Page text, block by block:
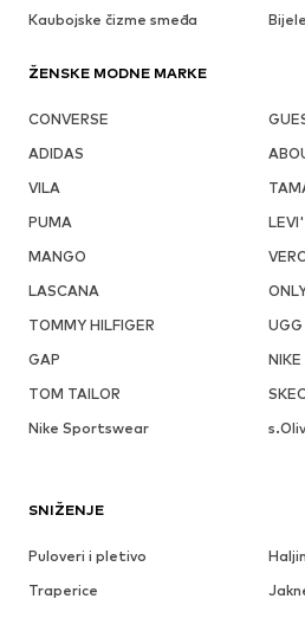
Kaubojske čizme smeđa
ŽENSKE MODNE MARKE
CONVERSE
ADIDAS
VILA
PUMA
MANGO
LASCANA
TOMMY HILFIGER
UGG
GAP
NIKE
TOM TAILOR
Nike Sportswear
SNIŽENJE
Puloveri i pletivo
Traperice